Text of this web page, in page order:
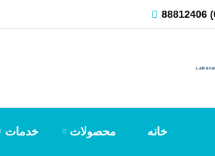
88812406
خانه محصولات خدمات